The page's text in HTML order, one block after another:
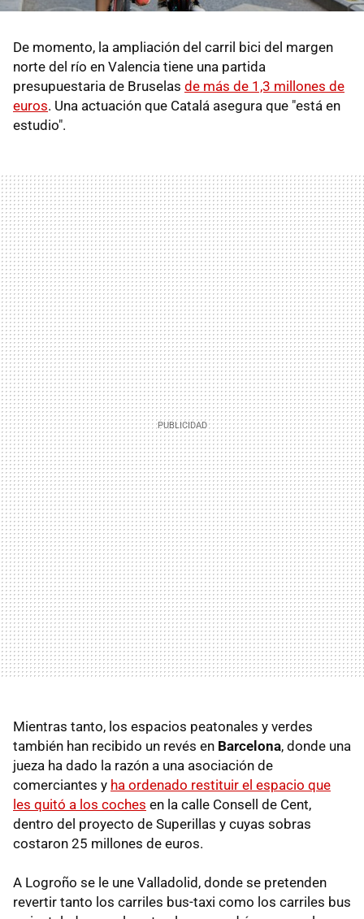
De momento, la ampliación del carril bici del margen
norte del río en Valencia tiene una partida
presupuestaria de Bruselas de más de 1,3 millones de
euros. Una actuación que Catalá asegura que "está en
estudio".
Mientras tanto, los espacios peatonales y verdes
también han recibido un revés en Barcelona, donde una
jueza ha dado la razón a una asociación de
comerciantes y ha ordenado restituir el espacio que
les quitó a los coches en la calle Consell de Cent,
dentro del proyecto de Superillas y cuyas sobras
costaron 25 millones de euros.
A Logroño se le une Valladolid, donde se pretenden
revertir tanto los carriles bus-taxi como los carriles bus